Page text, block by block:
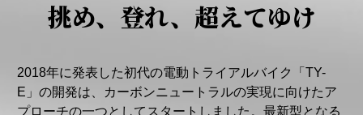
挑め、登れ、超えてゆけ
2018年に発表した初代の電動トライアルバイク「TY-
E」の開発は、カーボンニュートラルの実現に向けたア
プローチの一つとしてスタートしました。最新型となる